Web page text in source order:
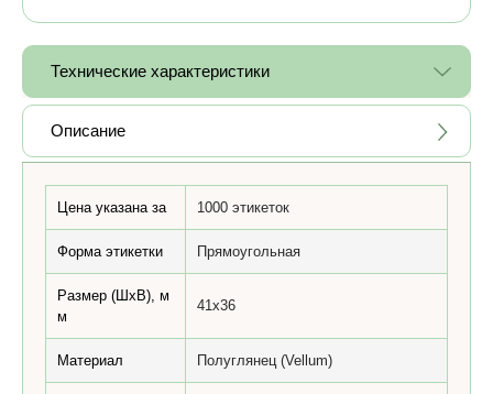
Технические характеристики
Описание
Цена указана за 1000 этикеток
Форма этикетки Прямоугольная
Размер (ШхВ), м
м
41x36
Материал Полуглянец (Vellum)